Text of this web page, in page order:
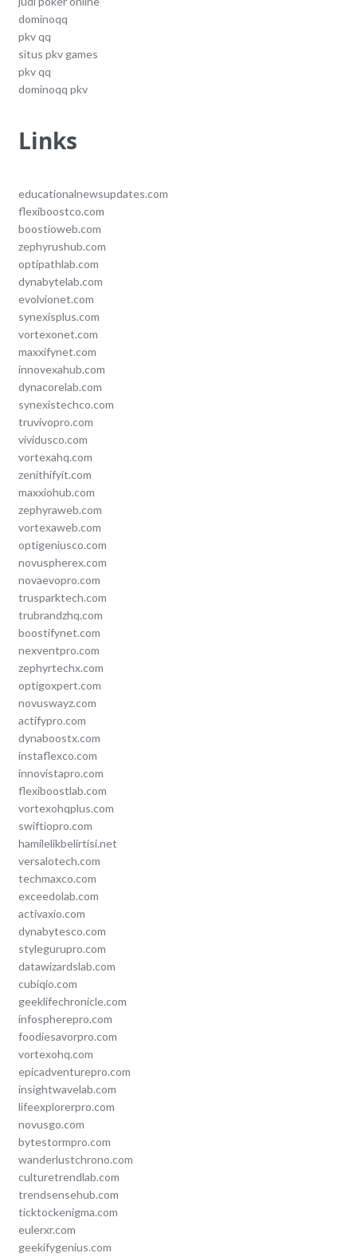
dominoqq
pkv qq
situs pkv games
pkv qq
dominoqq pkv
Links
educationalnewsupdates.com
flexiboostco.com
boostioweb.com
zephyrushub.com
optipathlab.com
dynabytelab.com
evolvionet.com
synexisplus.com
vortexonet.com
maxxifynet.com
innovexahub.com
dynacorelab.com
synexistechco.com
truvivopro.com
vividusco.com
vortexahq.com
zenithifyit.com
maxxiohub.com
zephyraweb.com
vortexaweb.com
optigeniusco.com
novuspherex.com
novaevopro.com
trusparktech.com
trubrandzhq.com
boostifynet.com
nexventpro.com
zephyrtechx.com
optigoxpert.com
novuswayz.com
actifypro.com
dynaboostx.com
instaflexco.com
innovistapro.com
flexiboostlab.com
vortexohqplus.com
swiftiopro.com
hamilelikbelirtisi.net
versalotech.com
techmaxco.com
exceedolab.com
activaxio.com
dynabytesco.com
stylegurupro.com
datawizardslab.com
cubiqio.com
geeklifechronicle.com
infospherepro.com
foodiesavorpro.com
vortexohq.com
epicadventurepro.com
insightwavelab.com
lifeexplorerpro.com
novusgo.com
bytestormpro.com
wanderlustchrono.com
culturetrendlab.com
trendsensehub.com
ticktockenigma.com
eulerxr.com
geekifygenius.com